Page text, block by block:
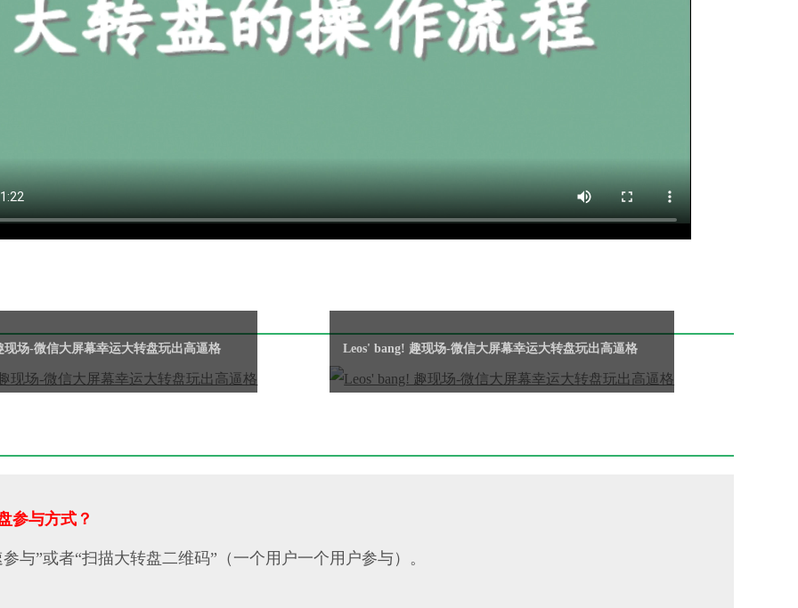
现场-微信大屏幕幸运大转盘玩出高逼格 Leos' bang! 趣现场-微信大屏幕幸运大转盘玩出高逼格
参与方式？
与”或者“扫描大转盘二维码”（一个用户一个用户参与）。